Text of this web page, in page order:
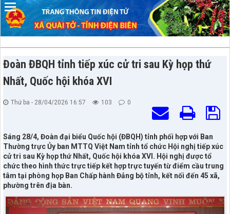
Đoàn ĐBQH tỉnh tiếp xúc cử tri sau Kỳ họp thứ
Nhất, Quốc hội khóa XVI
Thứ ba - 28/04/2026 16:57 103 0
Sáng 28/4, Đoàn đại biểu Quốc hội (ĐBQH) tỉnh phối hợp với Ban
Thường trực Ủy ban MTTQ Việt Nam tỉnh tổ chức Hội nghị tiếp xúc
cử tri sau Kỳ họp thứ Nhất, Quốc hội khóa XVI. Hội nghị được tổ
chức theo hình thức trực tiếp kết hợp trực tuyến từ điểm cầu trung
tâm tại phòng họp Ban Chấp hành Đảng bộ tỉnh, kết nối đến 45 xã,
phường trên địa bàn.